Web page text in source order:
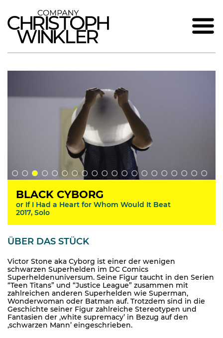
BLACK CYBORG
or If I Had a Heart for Whom Would It Beat
2017, Solo
ÜBER DAS STÜCK
Victor Stone aka Cyborg ist einer der wenigen
schwarzen Superhelden im DC Comics
Superheldenuniversum. Seine Figur taucht in den Serien
“Teen Titans” und “Justice League” zusammen mit
zahlreichen anderen Superhelden wie Superman,
Wonderwoman oder Batman auf. Trotzdem sind in die
Geschichte seiner Figur zahlreiche Stereotypen und
Fantasien der ‚white supremacy’ in Bezug auf den
‚schwarzen Mann’ eingeschrieben.